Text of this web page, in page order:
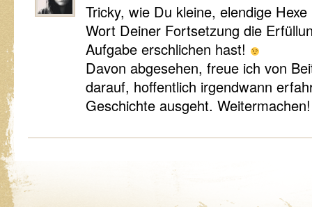
Tricky, wie Du kleine, elendige
Wort Deiner Fortsetzung die
Aufgabe erschlichen hast!
Davon abgesehen, freue ich von
darauf, hoffentlich irgendwann
Geschichte ausgeht. Weitermachen!